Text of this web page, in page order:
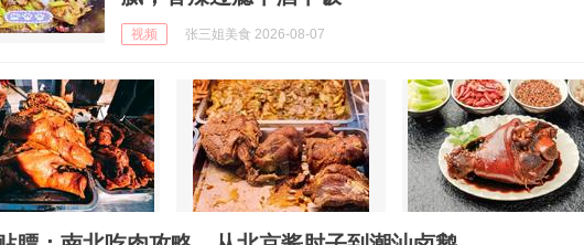
视频 张三姐美食 2026-08-07